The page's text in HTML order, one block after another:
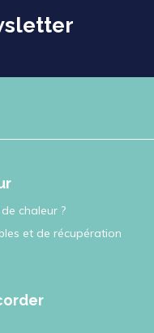
chaleur ?
et de récupération